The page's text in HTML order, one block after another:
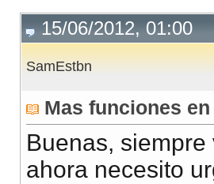
15/06/2012, 01:00
SamEstbn
Mas funciones
Buenas,
ahora necesito